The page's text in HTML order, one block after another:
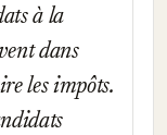
à la
dans
les impôts.